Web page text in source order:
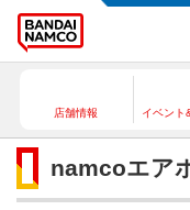
店舗情報 イベント
namcoエア